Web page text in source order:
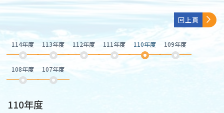
回上頁
114年度 113年度 112年度 111年度 110年度 109年度
108年度 107年度
110年度